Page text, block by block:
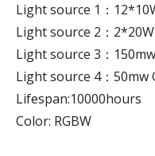
Light source 1：
Light source 2：
Light source 3：
Light source 4：50mw
Lifespan:10000hours
Color: RGBW